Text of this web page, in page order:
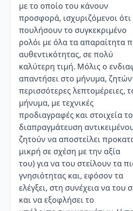
με το οποίο του κάνουν
προσφορά, ισχυριζόμενοι
πουλήσουν το συγκεκριμένο
ρολόι με όλα τα απαραίτητα
αυθεντικότητας, σε πολύ
καλύτερη τιμή. Μόλις ο
απαντήσει στο μήνυμα,
περισσότερες λεπτομέρειες,
μήνυμα, με τεχνικές
προδιαγραφές και στοιχεία
διαπραγμάτευση
ζητούν να αποστείλει
μικρή σε σχέση με την αξία
του) για να του στείλουν τα
γνησιότητας και, εφόσον τα
ελέγξει, στη συνέχεια να του
και να εξοφλήσει το